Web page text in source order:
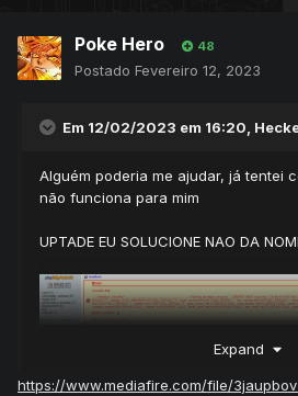
Poke Hero 48
Postado Fevereiro 12, 2023
Em 12/02/2023 em 16:20,
Alguém poderia me ajudar, já tentei
não funciona para mim
UPTADE EU SOLUCIONE NAO DA
Expand
https://www.mediafire.com/file/